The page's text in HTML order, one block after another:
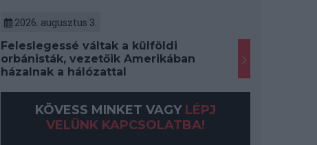
2026. augusztus 3.
Feleslegessé váltak a külföldi
orbánisták, vezetőik Amerikában
házalnak a hálózattal
KÖVESS MINKET VAGY LÉPJ
VELÜNK KAPCSOLATBA!